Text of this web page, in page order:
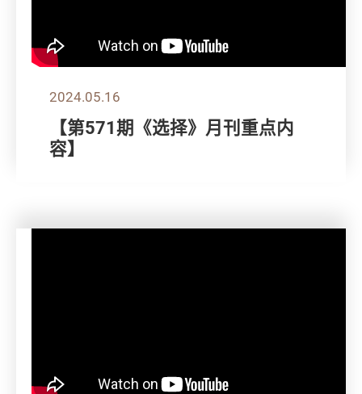
2024.05.16
【第571期《选择》月刊重点内
容】